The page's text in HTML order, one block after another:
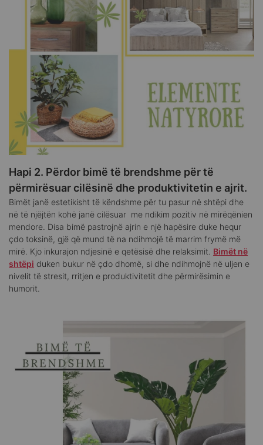
Hapi 2. Përdor bimë të brendshme për të
përmirësuar cilësinë dhe produktivitetin e ajrit.
Bimët janë estetikisht të këndshme për tu pasur në shtëpi dhe
në të njëjtën kohë janë cilësuar me ndikim pozitiv në mirëqënien
mendore. Disa bimë pastrojnë ajrin e një hapësire duke hequr
çdo toksinë, gjë që mund të na ndihmojë të marrim frymë më
mirë. Kjo inkurajon ndjesinë e qetësisë dhe relaksimit. Bimët në
shtëpi duken bukur në çdo dhomë, si dhe ndihmojnë në uljen e
nivelit të stresit, rritjen e produktivitetit dhe përmirësimin e
humorit.